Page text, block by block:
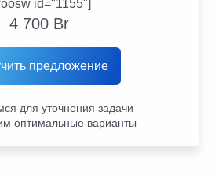
id="1155"]
4 700 Br
предложение
для уточнения задачи
оптимальные варианты